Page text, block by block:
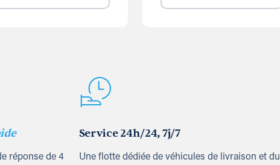
réponse de 4
Service 24h/24, 7j/7
Une flotte dédiée de véhicules de livraison et du